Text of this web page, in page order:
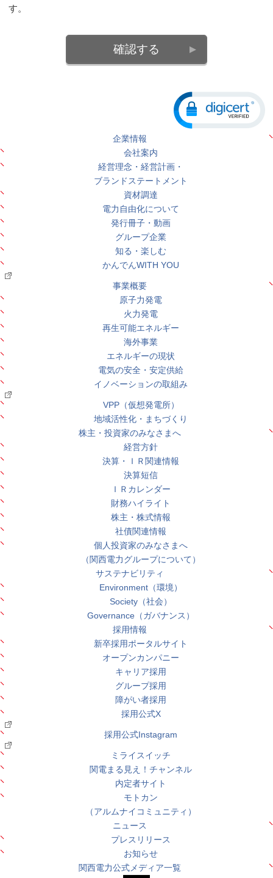
す。
確認する
企業情報
会社案内
経営理念・経営計画・
ブランドステートメント
資材調達
電力自由化について
発行冊子・動画
グループ企業
知る・楽しむ
かんでんWITH YOU
事業概要
原子力発電
火力発電
再生可能エネルギー
海外事業
エネルギーの現状
電気の安全・安定供給
イノベーションの取組み
VPP（仮想発電所）
地域活性化・まちづくり
株主・投資家のみなさまへ
経営方針
決算・ＩＲ関連情報
決算短信
ＩＲカレンダー
財務ハイライト
株主・株式情報
社債関連情報
個人投資家のみなさまへ
（関西電力グループについて）
サステナビリティ
Environment（環境）
Society（社会）
Governance（ガバナンス）
採用情報
新卒採用ポータルサイト
オープンカンパニー
キャリア採用
グループ採用
障がい者採用
採用公式X
採用公式Instagram
ミライスイッチ
関電まる見え！チャンネル
内定者サイト
モトカン
（アルムナイコミュニティ）
ニュース
プレスリリース
お知らせ
関西電力公式メディア一覧